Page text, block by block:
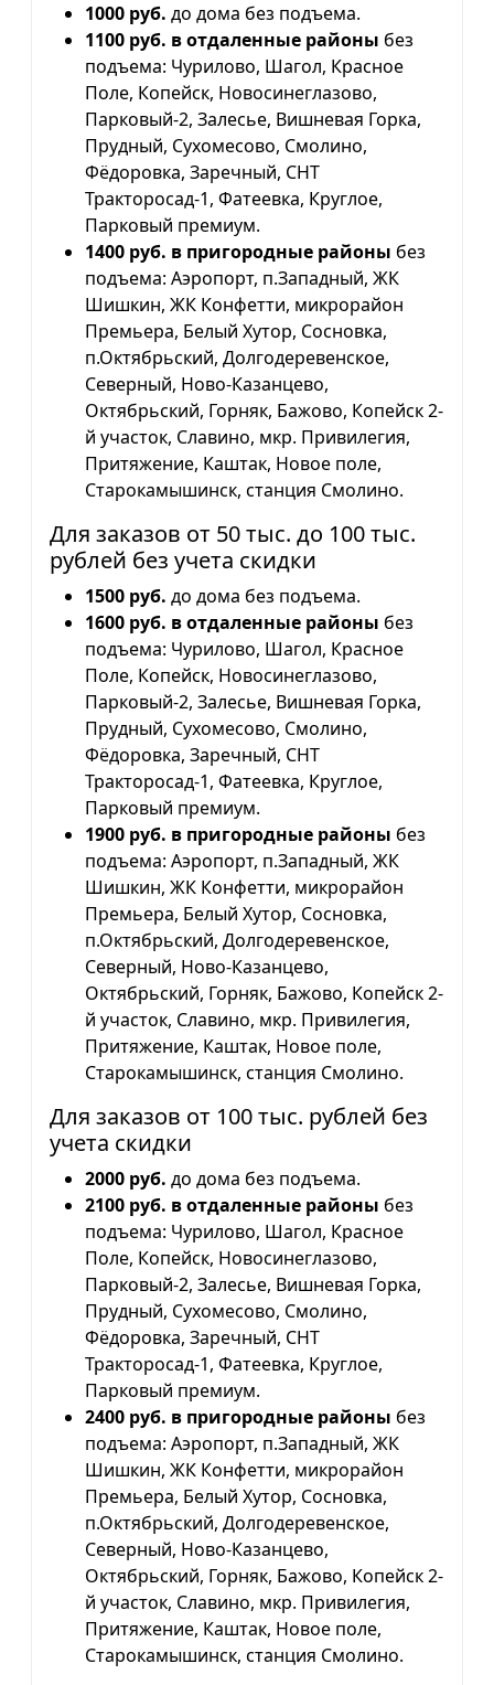
1000 руб. до дома без подъема.
1100 руб. в отдаленные районы без
подъема: Чурилово, Шагол, Красное
Поле, Копейск, Новосинеглазово,
Парковый-2, Залесье, Вишневая Горка,
Прудный, Сухомесово, Смолино,
Фёдоровка, Заречный, СНТ
Тракторосад-1, Фатеевка, Круглое,
Парковый премиум.
1400 руб. в пригородные районы без
подъема: Аэропорт, п.Западный, ЖК
Шишкин, ЖК Конфетти, микрорайон
Премьера, Белый Хутор, Сосновка,
п.Октябрьский, Долгодеревенское,
Северный, Ново-Казанцево,
Октябрьский, Горняк, Бажово, Копейск 2-
й участок, Славино, мкр. Привилегия,
Притяжение, Каштак, Новое поле,
Старокамышинск, станция Смолино.
Для заказов от 50 тыс. до 100 тыс.
рублей без учета скидки
1500 руб. до дома без подъема.
1600 руб. в отдаленные районы без
подъема: Чурилово, Шагол, Красное
Поле, Копейск, Новосинеглазово,
Парковый-2, Залесье, Вишневая Горка,
Прудный, Сухомесово, Смолино,
Фёдоровка, Заречный, СНТ
Тракторосад-1, Фатеевка, Круглое,
Парковый премиум.
1900 руб. в пригородные районы без
подъема: Аэропорт, п.Западный, ЖК
Шишкин, ЖК Конфетти, микрорайон
Премьера, Белый Хутор, Сосновка,
п.Октябрьский, Долгодеревенское,
Северный, Ново-Казанцево,
Октябрьский, Горняк, Бажово, Копейск 2-
й участок, Славино, мкр. Привилегия,
Притяжение, Каштак, Новое поле,
Старокамышинск, станция Смолино.
Для заказов от 100 тыс. рублей без
учета скидки
2000 руб. до дома без подъема.
2100 руб. в отдаленные районы без
подъема: Чурилово, Шагол, Красное
Поле, Копейск, Новосинеглазово,
Парковый-2, Залесье, Вишневая Горка,
Прудный, Сухомесово, Смолино,
Фёдоровка, Заречный, СНТ
Тракторосад-1, Фатеевка, Круглое,
Парковый премиум.
2400 руб. в пригородные районы без
подъема: Аэропорт, п.Западный, ЖК
Шишкин, ЖК Конфетти, микрорайон
Премьера, Белый Хутор, Сосновка,
п.Октябрьский, Долгодеревенское,
Северный, Ново-Казанцево,
Октябрьский, Горняк, Бажово, Копейск 2-
й участок, Славино, мкр. Привилегия,
Притяжение, Каштак, Новое поле,
Старокамышинск, станция Смолино.